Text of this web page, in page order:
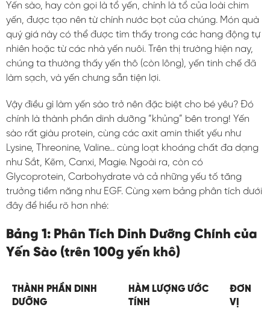
Yến sào, hay còn gọi là tổ yến, chính là tổ của loài chim
yến, được tạo nên từ chính nước bọt của chúng. Món quà
quý giá này có thể được tìm thấy trong các hang động tự
nhiên hoặc từ các nhà yến nuôi. Trên thị trường hiện nay,
chúng ta thường thấy yến thô (còn lông), yến tinh chế đã
làm sạch, và yến chưng sẵn tiện lợi.
Vậy điều gì làm yến sào trở nên đặc biệt cho bé yêu? Đó
chính là thành phần dinh dưỡng “khủng” bên trong! Yến
sào rất giàu protein, cùng các axit amin thiết yếu như
Lysine, Threonine, Valine… cùng loạt khoáng chất đa dạng
như Sắt, Kẽm, Canxi, Magie. Ngoài ra, còn có
Glycoprotein, Carbohydrate và cả những yếu tố tăng
trưởng tiềm năng như EGF. Cùng xem bảng phân tích dưới
đây để hiểu rõ hơn nhé:
Bảng 1: Phân Tích Dinh Dưỡng Chính của
Yến Sào (trên 100g yến khô)
THÀNH PHẦN DINH
DƯỠNG
HÀM LƯỢNG ƯỚC
TÍNH
ĐƠN
VỊ